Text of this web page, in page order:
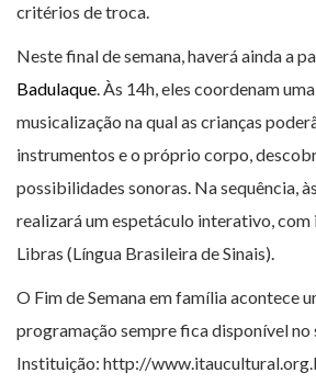
critérios de troca.
Neste final de semana, haverá ainda a
Badulaque. Às 14h, eles coordenam
musicalização na qual as crianças
instrumentos e o próprio corpo,
possibilidades sonoras. Na sequência,
realizará um espetáculo interativo,
Libras (Língua Brasileira de Sinais).
O Fim de Semana em família acontece
programação sempre fica disponível no
Instituição: http://